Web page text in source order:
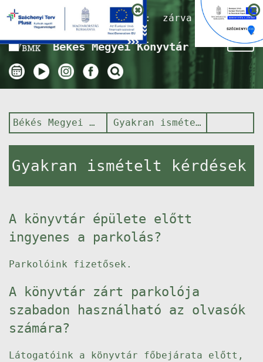
Nyitvatartás ma:zárva
Békés Megyei Könyvtár
Békés Megyei Könyvtár Gyakran ismételt kérdések
Gyakran ismételt kérdések
A könyvtár épülete előtt
ingyenes a parkolás?
Parkolóink fizetősek.
A könyvtár zárt parkolója
szabadon használható az olvasók
számára?
Látogatóink a könyvtár főbejárata előtt,